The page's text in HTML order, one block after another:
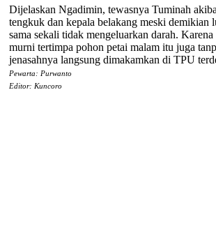
Dijelaskan Ngadimin, tewasnya Tuminah
tengkuk dan kepala belakang meski demikian
sama sekali tidak mengeluarkan darah.
murni tertimpa pohon petai malam itu juga
jenasahnya langsung dimakamkan di TPU
Pewarta: Purwanto
Editor: Kuncoro